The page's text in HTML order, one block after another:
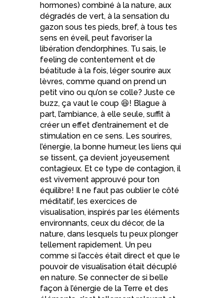
hormones) combiné à la nature, aux
dégradés de vert, à la sensation du
gazon sous tes pieds, bref, à tous tes
sens en éveil, peut favoriser la
libération d’endorphines. Tu sais, le
feeling de contentement et de
béatitude à la fois, léger sourire aux
lèvres, comme quand on prend un
petit vino ou qu’on se colle? Juste ce
buzz, ça vaut le coup 😆! Blague à
part, l’ambiance, à elle seule, suffit à
créer un effet d’entrainement et de
stimulation en ce sens. Les sourires,
l’énergie, la bonne humeur, les liens qui
se tissent, ça devient joyeusement
contagieux. Et ce type de contagion, il
est vivement approuvé pour ton
équilibre! Il ne faut pas oublier le côté
méditatif, les exercices de
visualisation, inspirés par les éléments
environnants, ceux du décor, de la
nature, dans lesquels tu peux plonger
tellement rapidement. Un peu
comme si l’accès était direct et que le
pouvoir de visualisation était décuplé
en nature. Se connecter de si belle
façon à l’énergie de la Terre et des